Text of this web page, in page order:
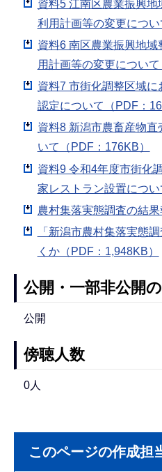
資料5 江南区農業振興
利用計画等の変更につい
資料6 南区農業振興地域
用計画等の変更について
資料7 市街化調整区域
認定について（PDF：
資料8 新潟市農畜産物
いて（PDF：176KB）
資料9 令和4年度市街化
家レストラン設置につい
農村集落実態調査の結
「新潟市農村集落実態
くか（PDF：1,948KB）
公開・一部非公開
公開
傍聴人数
0人
このページの作成担